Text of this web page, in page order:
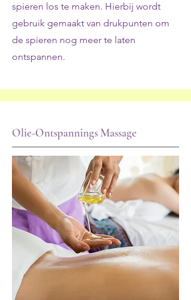
spieren los te maken. Hierbij wordt
gebruik gemaakt van drukpunten om
de spieren nog meer te laten
ontspannen.
Olie-Ontspannings Massage